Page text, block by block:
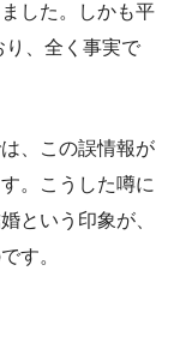
した。しかも平
、全く事実で
、この誤情報が
。こうした噂に
という印象が、
す。